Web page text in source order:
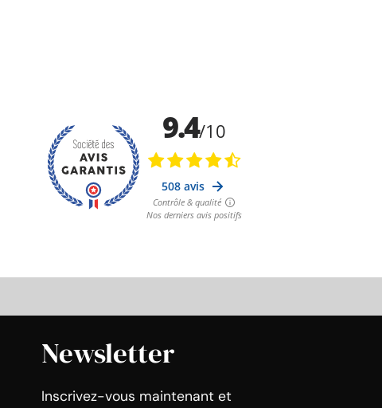
Newsletter
Inscrivez-vous maintenant et